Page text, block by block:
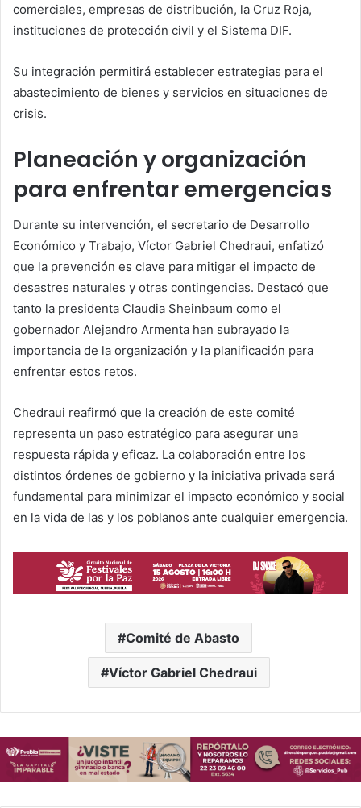
comerciales, empresas de distribución, la Cruz Roja,
instituciones de protección civil y el Sistema DIF.
Su integración permitirá establecer estrategias para el
abastecimiento de bienes y servicios en situaciones de
crisis.
Planeación y organización
para enfrentar emergencias
Durante su intervención, el secretario de Desarrollo
Económico y Trabajo, Víctor Gabriel Chedraui, enfatizó
que la prevención es clave para mitigar el impacto de
desastres naturales y otras contingencias. Destacó que
tanto la presidenta Claudia Sheinbaum como el
gobernador Alejandro Armenta han subrayado la
importancia de la organización y la planificación para
enfrentar estos retos.
Chedraui reafirmó que la creación de este comité
representa un paso estratégico para asegurar una
respuesta rápida y eficaz. La colaboración entre los
distintos órdenes de gobierno y la iniciativa privada será
fundamental para minimizar el impacto económico y social
en la vida de las y los poblanos ante cualquier emergencia.
Comité de Abasto
Víctor Gabriel Chedraui